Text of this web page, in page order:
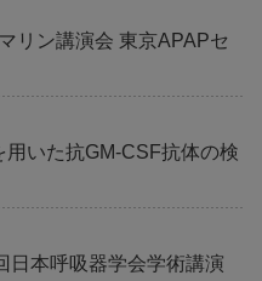
リン講演会 東京APAPセ
用いた抗GM-CSF抗体の検
日本呼吸器学会学術講演